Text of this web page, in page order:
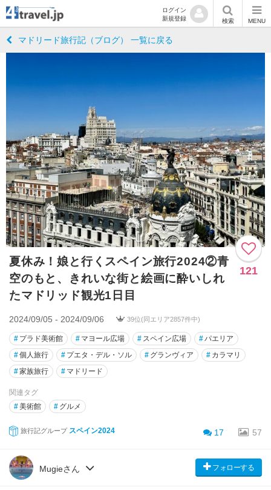
ログイン
新規登録
検索 MENU
マドリード旅行記（ブログ） 一覧に戻る
夏休み！娘と行くスペイン旅行2024②青
空のもと、きれいな街と絵画に酔いしれ
たマドリッド観光1日目
121
2024/09/05 - 2024/09/06 39位(同エリア2857件中)
# プラド美術館 # マヨール広場 # スペイン広場 #パエリア
#個人旅行 # プエタ・デル・ソル # グランヴィア # カラマリ
#家族旅行 # マドリード
関連タグ
#美術館 # グルメ
旅行記グループ スペイン2024 17 57
Mugieさん フォローする